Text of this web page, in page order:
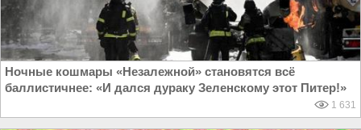
Ночные кошмары «Незалежной» становятся всё
баллистичнее: «И дался дураку Зеленскому этот Питер!»
1 631